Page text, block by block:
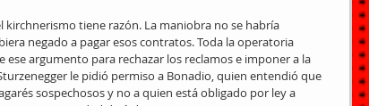
tiene razón. La maniobra no se habría
negado a pagar esos contratos. Toda la operatoria
ese argumento para rechazar los reclamos e imponer a la
le pidió permiso a Bonadio, quien entendió que
sospechosos y no a quien está obligado por ley a